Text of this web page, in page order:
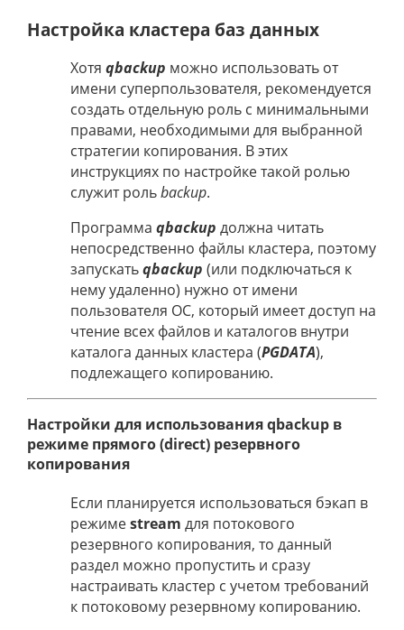
Настройка кластера баз данных
Хотя qbackup можно использовать от
имени суперпользователя, рекомендуется
создать отдельную роль с минимальными
правами, необходимыми для выбранной
стратегии копирования. В этих
инструкциях по настройке такой ролью
служит рольbackup.
Программа qbackup должна читать
непосредственно файлы кластера, поэтому
запускатьqbackup (или подключаться к
нему удаленно) нужно от имени
пользователя ОС, который имеет доступ на
чтение всех файлов и каталогов внутри
каталога данных кластера (PGDATA),
подлежащего копированию.
Настройки для использования qbackup в
режиме прямого (direct) резервного
копирования
Если планируется использоваться бэкап в
режимеstream для потокового
резервного копирования, то данный
раздел можно пропустить и сразу
настраивать кластер с учетом требований
к потоковому резервному копированию.